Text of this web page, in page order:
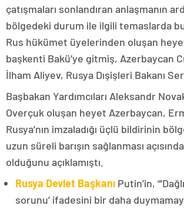
çatışmaları sonlandıran anlaşmanın
bölgedeki durum ile ilgili temaslarda
Rus hükümet üyelerinden oluşan
başkenti Bakü’ye gitmiş, Azerbaycan
İlham Aliyev, Rusya Dışişleri Bakanı
Başbakan Yardımcıları Aleksandr
Overçuk oluşan heyet Azerbaycan,
Rusya’nın imzaladığı üçlü bildirinin
uzun süreli barışın sağlanması
olduğunu açıklamıştı.
Rusya Devlet Başkanı Putin’in,
sorunu’ ifadesini bir daha